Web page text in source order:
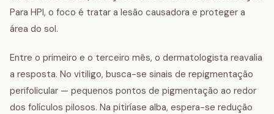
Para HPI, o foco é tratar a lesão causadora e proteger a
área do sol.
Entre o primeiro e o terceiro mês, o dermatologista reavalia
a resposta. No vitiligo, busca-se sinais de repigmentação
perifolicular — pequenos pontos de pigmentação ao redor
dos folículos pilosos. Na pitiríase alba, espera-se redução